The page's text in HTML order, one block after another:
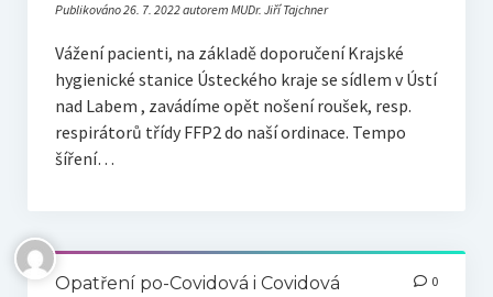
Publikováno 26. 7. 2022 autorem MUDr. Jiří Tajchner
Vážení pacienti, na základě doporučení Krajské
hygienické stanice Ústeckého kraje se sídlem v Ústí
nad Labem , zavádíme opět nošení roušek, resp.
respirátorů třídy FFP2 do naší ordinace. Tempo
šíření…
Opatření po-Covidová i Covidová 0